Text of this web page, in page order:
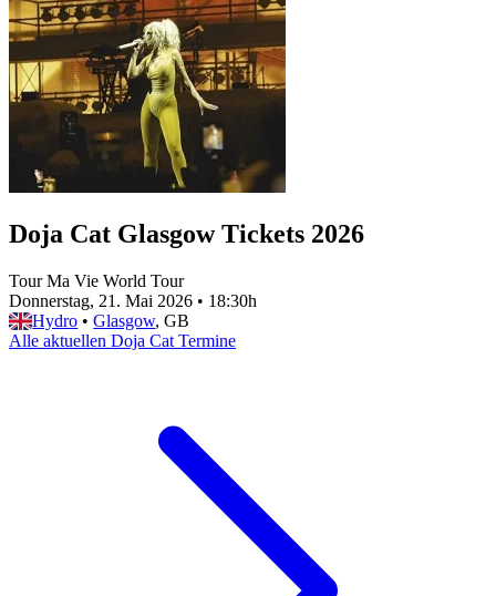
Doja Cat Glasgow Tickets 2026
Tour Ma Vie World Tour
Donnerstag, 21. Mai 2026 • 18:30h
Hydro • Glasgow, GB
Alle aktuellen Doja Cat Termine